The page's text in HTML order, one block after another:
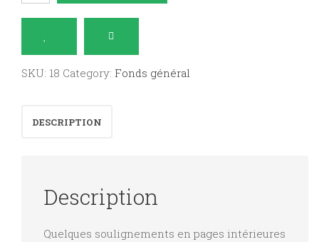
bonheur
quantity
SKU: 18 Category: Fonds général
DESCRIPTION
Description
Quelques soulignements en pages intérieures